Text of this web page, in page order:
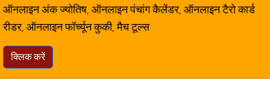
ऑनलाइन अंक ज्योतिष, ऑनलाइन पंचांग कैलेंडर, ऑनलाइन टैरो कार्ड
रीडर, ऑनलाइन फॉर्च्यून कुकी, मैच टूल्स
क्लिक करें